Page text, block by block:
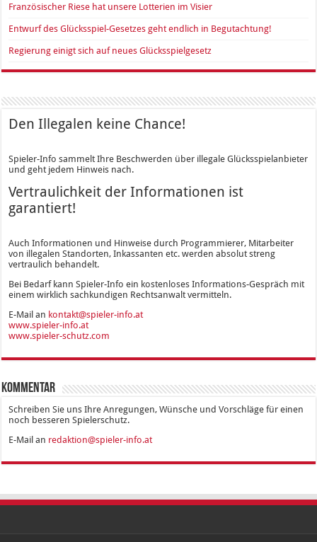
Französischer Riese hat unsere Lotterien im Visier
Entwurf des Glücksspiel-Gesetzes geht endlich in Begutachtung!
Regierung einigt sich auf neues Glücksspielgesetz
Den Illegalen keine Chance!
Spieler-Info sammelt Ihre Beschwerden über illegale Glücksspielanbieter
und geht jedem Hinweis nach.
Vertraulichkeit der Informationen ist
garantiert!
Auch Informationen und Hinweise durch Programmierer, Mitarbeiter
von illegalen Standorten, Inkassanten etc. werden absolut streng
vertraulich behandelt.
Bei Bedarf kann Spieler-Info ein kostenloses Informations-Gespräch mit
einem wirklich sachkundigen Rechtsanwalt vermitteln.
E-Mail an kontakt@spieler-info.at
www.spieler-info.at
www.spieler-schutz.com
Kommentar
Schreiben Sie uns Ihre Anregungen, Wünsche und Vorschläge für einen
noch besseren Spielerschutz.
E-Mail an redaktion@spieler-info.at